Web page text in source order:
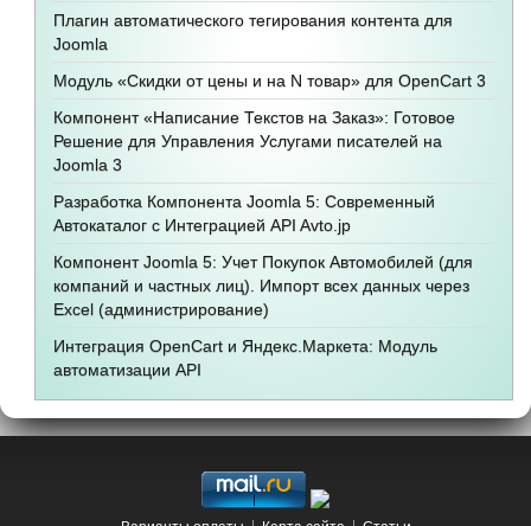
Плагин автоматического тегирования контента для
Joomla
Модуль «Скидки от цены и на N товар» для OpenCart 3
Компонент «Написание Текстов на Заказ»: Готовое
Решение для Управления Услугами писателей на
Joomla 3
Разработка Компонента Joomla 5: Современный
Автокаталог с Интеграцией API Avto.jp
Компонент Joomla 5: Учет Покупок Автомобилей (для
компаний и частных лиц). Импорт всех данных через
Excel (администрирование)
Интеграция OpenCart и Яндекс.Маркета: Модуль
автоматизации API